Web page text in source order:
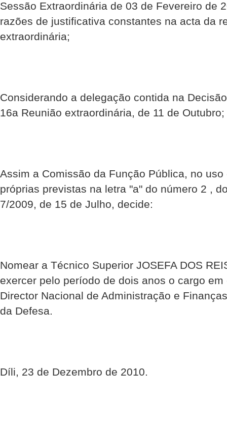
Sessão Extraordinária de 03 de Fevereiro de
razões de justificativa constantes na acta da
extraordinária;
Considerando a delegação contida na
16a Reunião extraordinária, de 11 de Outubro;
Assim a Comissão da Função Pública, no
próprias previstas na letra "a" do número 2 ,
7/2009, de 15 de Julho, decide:
Nomear a Técnico Superior JOSEFA DOS
exercer pelo período de dois anos o cargo
Director Nacional de Administração e
da Defesa.
Díli, 23 de Dezembro de 2010.